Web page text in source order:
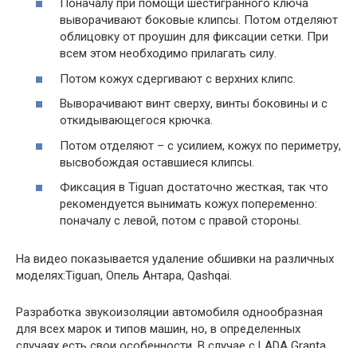
Поначалу при помощи шестигранного ключа
выворачивают боковые клипсы. Потом отделяют
облицовку от проушин для фиксации сетки. При
всем этом необходимо прилагать силу.
Потом кожух сдергивают с верхних клипс.
Выворачивают винт сверху, винты боковины и с
откидывающегося крючка.
Потом отделяют – с усилием, кожух по периметру,
высвобождая оставшиеся клипсы.
Фиксация в Tiguan достаточно жесткая, так что
рекомендуется вынимать кожух попеременно:
поначалу с левой, потом с правой стороны.
На видео показывается удаление обшивки на различных
моделях:Tiguan, Опель Антара, Qashqai.
Разработка звукоизоляции автомобиля однообразная
для всех марок и типов машин, но, в определенных